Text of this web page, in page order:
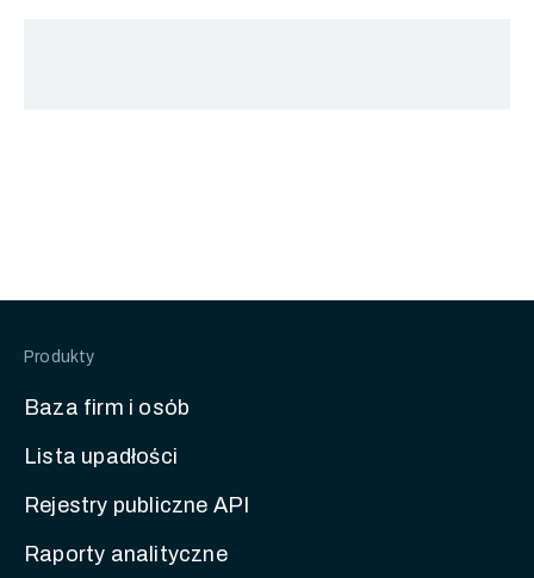
Produkty
Baza firm i osób
Lista upadłości
Rejestry publiczne API
Raporty analityczne